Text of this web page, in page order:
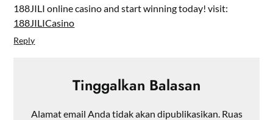
188JILI online casino and start winning today! visit:
188JILICasino
Reply
Tinggalkan Balasan
Alamat email Anda tidak akan dipublikasikan. Ruas